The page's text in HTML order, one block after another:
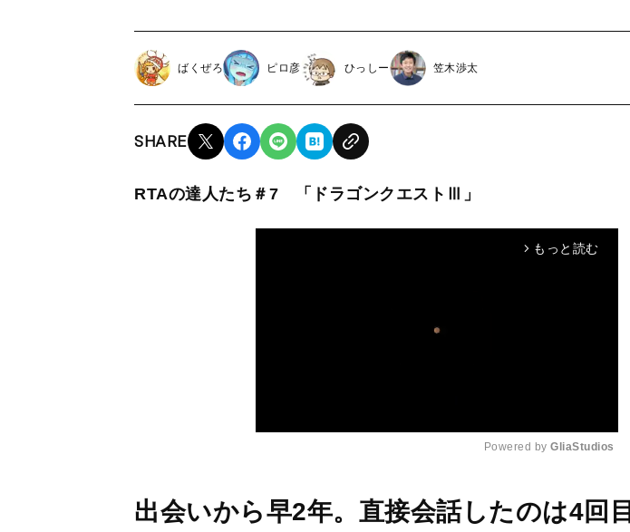
ばくぜろ ピロ彦 ひっしー 笠木渉太
SHARE
RTAの達人たち＃7 「ドラゴンクエストⅢ」
arrow_forward_ios もっと読む
M
u
Powered by GliaStudios
出会いから早2年。直接会話したのは4回目